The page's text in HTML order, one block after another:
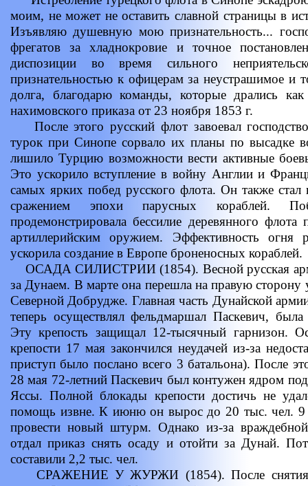
моим, не может не оставить славной страницы в
Изъявляю душевную мою признательность...
фрегатов за хладнокровие и точное
диспозиции во время сильного
признательностью к офицерам за неустрашимое и
долга, благодарю команды, которые дрались
нахимовского приказа от 23 ноября 1853 г.
После этого русский флот завоевал
турок при Синопе сорвало их планы по высадке
лишило Турцию возможности вести активные
Это ускорило вступление в войну Англии и
самых ярких побед русского флота. Он также
сражением эпохи парусных кораблей.
продемонстрировала бессилие деревянного
артиллерийским оружием. Эффективность огня
ускорила создание в Европе броненосных кораблей.
ОСАДА СИЛИСТРИИ (1854). Весной русская
за Дунаем. В марте она перешла на правую сторону
Северной Добрудже. Главная часть Дунайской
теперь осуществлял фельдмаршал Паскевич,
Эту крепость защищал 12-тысячный гарнизон.
крепости 17 мая закончился неудачей из-за
приступ было послано всего 3 батальона). После
28 мая 72-летний Паскевич был контужен ядром
Яссы. Полной блокады крепости достичь не
помощь извне. К июню он вырос до 20 тыс. чел. 9
провести новый штурм. Однако из-за
отдал приказ снять осаду и отойти за Дунай.
составили 2,2 тыс. чел.
СРАЖЕНИЕ У ЖУРЖИ (1854). После снятия